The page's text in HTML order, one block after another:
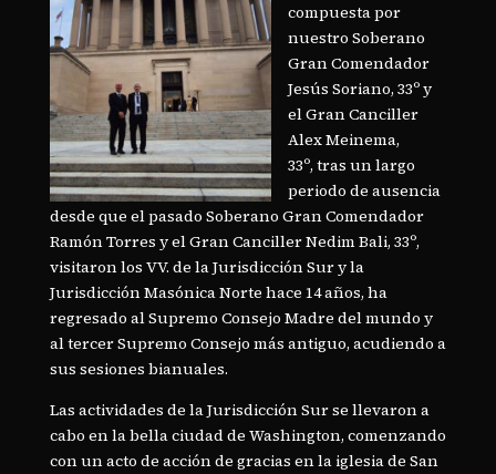
compuesta por
nuestro Soberano
Gran Comendador
Jesús Soriano, 33º y
el Gran Canciller
Alex Meinema,
33º, tras un largo
periodo de ausencia
desde que el pasado Soberano Gran Comendador
Ramón Torres y el Gran Canciller Nedim Bali, 33º,
visitaron los VV. de la Jurisdicción Sur y la
Jurisdicción Masónica Norte hace 14 años, ha
regresado al Supremo Consejo Madre del mundo y
al tercer Supremo Consejo más antiguo, acudiendo a
sus sesiones bianuales.
Las actividades de la Jurisdicción Sur se llevaron a
cabo en la bella ciudad de Washington, comenzando
con un acto de acción de gracias en la iglesia de San